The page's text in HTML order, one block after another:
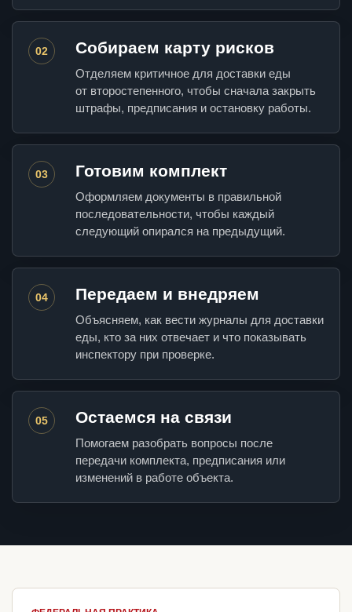
02 Собираем карту рисков
Отделяем критичное для доставки еды
от второстепенного, чтобы сначала закрыть
штрафы, предписания и остановку работы.
03 Готовим комплект
Оформляем документы в правильной
последовательности, чтобы каждый
следующий опирался на предыдущий.
04 Передаем и внедряем
Объясняем, как вести журналы для доставки
еды, кто за них отвечает и что показывать
инспектору при проверке.
05 Остаемся на связи
Помогаем разобрать вопросы после
передачи комплекта, предписания или
изменений в работе объекта.